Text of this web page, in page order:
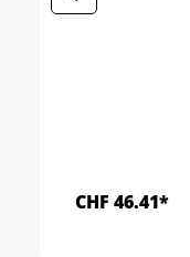
CHF 46.41*